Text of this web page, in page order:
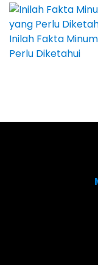
Inilah Fakta
Perlu Diketahui